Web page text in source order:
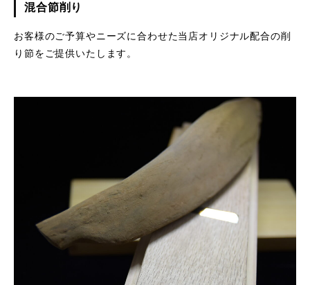
混合節削り
お客様のご予算やニーズに合わせた当店オリジナル配合の削
り節をご提供いたします。